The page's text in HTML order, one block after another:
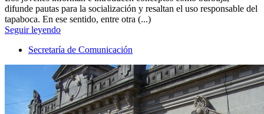
difunde pautas para la socialización y resaltan el uso responsable del
tapaboca. En ese sentido, entre otra (...)
Seguir leyendo
Secretaría de Comunicación